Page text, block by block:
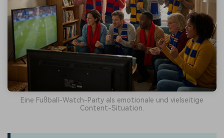
Eine Fußball-Watch-Party als emotionale und vielseitige
Content-Situation.